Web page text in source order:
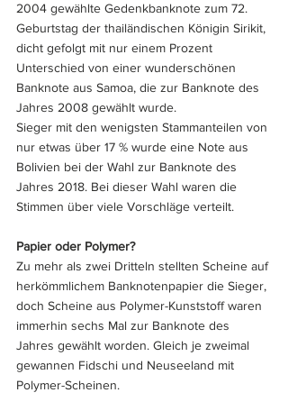
2004 gewählte Gedenkbanknote zum 72.
Geburtstag der thailändischen Königin Sirikit,
dicht gefolgt mit nur einem Prozent
Unterschied von einer wunderschönen
Banknote aus Samoa, die zur Banknote des
Jahres 2008 gewählt wurde.
Sieger mit den wenigsten Stammanteilen von
nur etwas über 17 % wurde eine Note aus
Bolivien bei der Wahl zur Banknote des
Jahres 2018. Bei dieser Wahl waren die
Stimmen über viele Vorschläge verteilt.
Papier oder Polymer?
Zu mehr als zwei Dritteln stellten Scheine auf
herkömmlichem Banknotenpapier die Sieger,
doch Scheine aus Polymer-Kunststoff waren
immerhin sechs Mal zur Banknote des
Jahres gewählt worden. Gleich je zweimal
gewannen Fidschi und Neuseeland mit
Polymer-Scheinen.